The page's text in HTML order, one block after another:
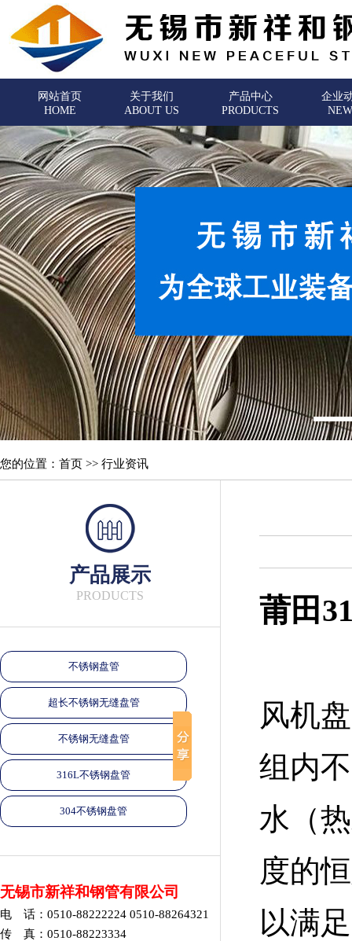
网站首页
HOME
关于我们
ABOUT US
产品中心
PRODUCTS
企业
您的位置：首页 >> 行业资讯
产品展示
PRODUCTS
不锈钢盘管
超长不锈钢无缝盘管
不锈钢无缝盘管
316L不锈钢盘管
304不锈钢盘管
无锡市新祥和钢管有限公司
电 话：0510-88222224 0510-88264321
传 真：0510-88223334
莆田
风机
组内
水（
度的
以满